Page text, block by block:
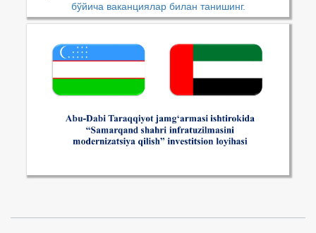
бўйича ваканциялар билан танишинг.